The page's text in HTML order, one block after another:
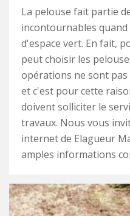
La pelouse fait partie
incontournables
d'espace vert. En fait,
peut choisir les
opérations ne sont
et c'est pour cette
doivent solliciter le
travaux. Nous vous
internet de Elagueur
amples informations